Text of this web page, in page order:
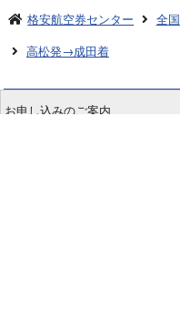
格安航空券センター 全
高松発→成田着
お申し込みのご案内